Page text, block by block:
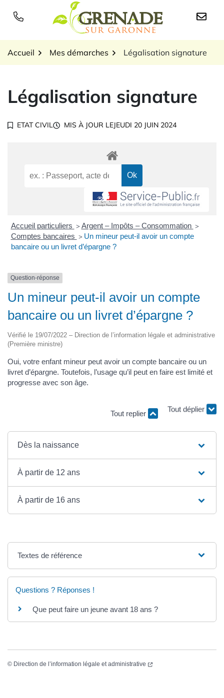
Logo Grenade sur
Accueil Mes démarches Légalisation signature
Légalisation signature
ETAT CIVIL MIS À JOUR LEJEUDI 20 JUIN 2024
Accueil particuliers > Argent – Impôts – Consommation >
Comptes bancaires > Un mineur peut-il avoir un compte
bancaire ou un livret d’épargne ?
Question-réponse
Un mineur peut-il avoir un compte
bancaire ou un livret d’épargne ?
Vérifié le 19/07/2022 – Direction de l’information légale et administrative
(Première ministre)
Oui, votre enfant mineur peut avoir un compte bancaire ou un
livret d’épargne. Toutefois, l’usage qu’il peut en faire est limité et
progresse avec son âge.
Tout replier Tout déplier
Dès la naissance
À partir de 12 ans
À partir de 16 ans
Textes de référence
Questions ? Réponses !
Que peut faire un jeune avant 18 ans ?
© Direction de l’information légale et administrative